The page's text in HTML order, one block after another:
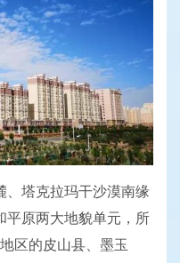
、塔克拉玛干沙漠南缘
平原两大地貌单元，所
区的皮山县、墨玉